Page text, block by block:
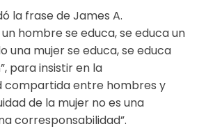
la frase de James A.
un hombre se educa, se educa un
una mujer se educa, se educa
, para insistir en la
compartida entre hombres y
de la mujer no es una
corresponsabilidad”.